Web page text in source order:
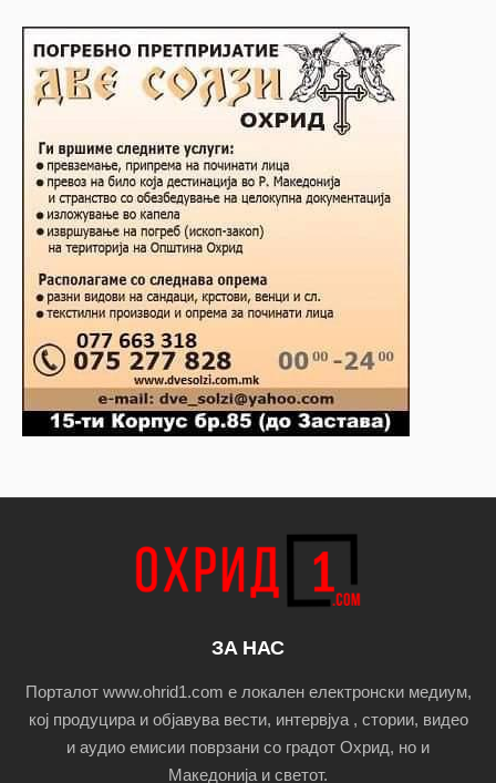
ЗА НАС
Порталот www.ohrid1.com е локален електронски медиум,
кој продуцира и објавува вести, интервјуа , стории, видео
и аудио емисии поврзани со градот Охрид, но и
Македонија и светот.